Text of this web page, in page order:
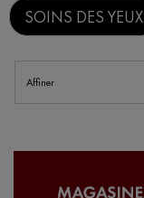
SOINS DES YEUX
Affiner
Filters menu